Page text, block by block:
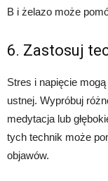
B i żelazo może
6. Zastosuj
Stres i napięcie
ustnej. Wypróbuj
medytacja lub
tych technik może
objawów.